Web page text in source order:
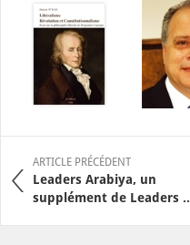
ARTICLE PRÉCÉDENT
Leaders Arabiya, un
supplément de Leaders